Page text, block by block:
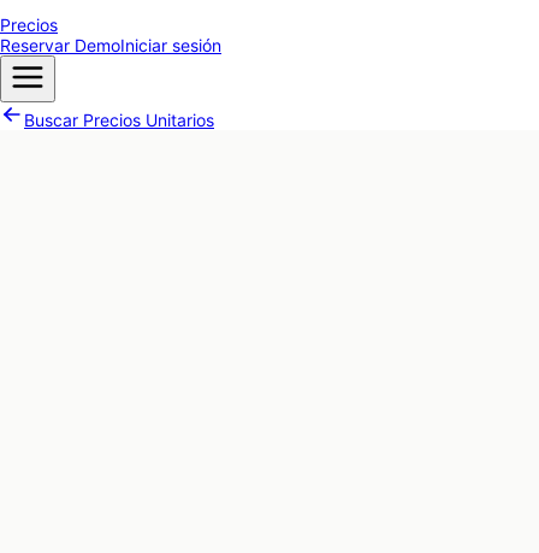
Precios
Reservar DemoIniciar sesión
Buscar Precios Unitarios